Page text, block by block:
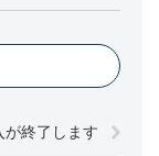
終了します